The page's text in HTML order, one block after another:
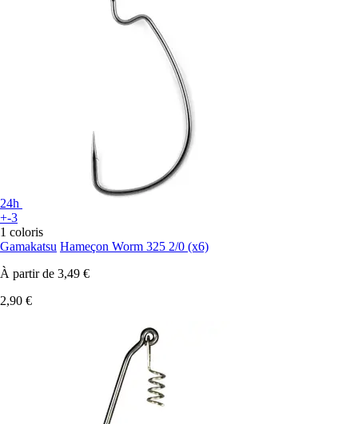
24h
+-3
1 coloris
Gamakatsu Hameçon Worm 325 2/0 (x6)
À partir de 3,49 €
2,90 €